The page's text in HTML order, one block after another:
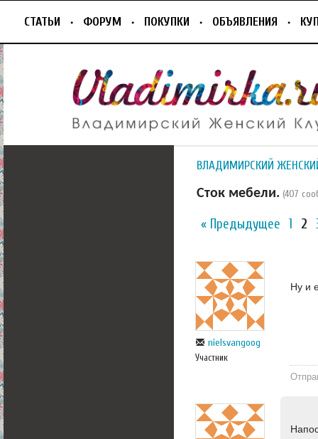
СТАТЬИ ФОРУМ ПОКУПКИ ОБЪЯВЛЕНИЯ
ВЛАДИМИРСКИЙ
Сток мебели. (407
« Предыдущее 1 2
nielsvangoog
Участник
Ну и